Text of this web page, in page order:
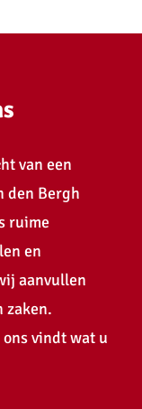
van een
den Bergh
ruime
en
aanvullen
zaken.
vindt wat u